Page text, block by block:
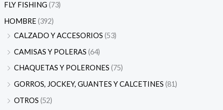
FLY FISHING (73)
HOMBRE(392)
CALZADO Y ACCESORIOS (53)
CAMISAS Y POLERAS (64)
CHAQUETAS Y POLERONES (75)
GORROS, JOCKEY, GUANTES Y CALCETINES (81)
OTROS (52)